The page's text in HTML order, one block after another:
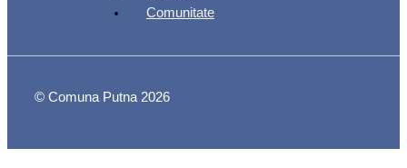
Comunitate
© Comuna Putna 2026